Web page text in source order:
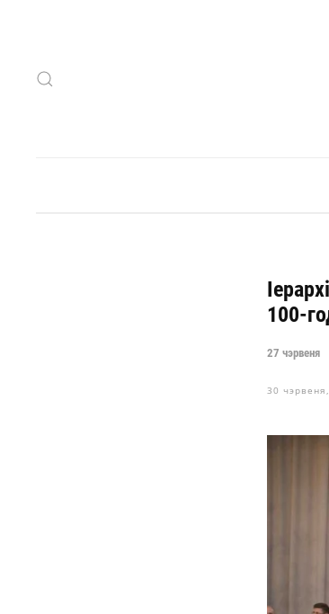
100-
27 чэрвеня
30